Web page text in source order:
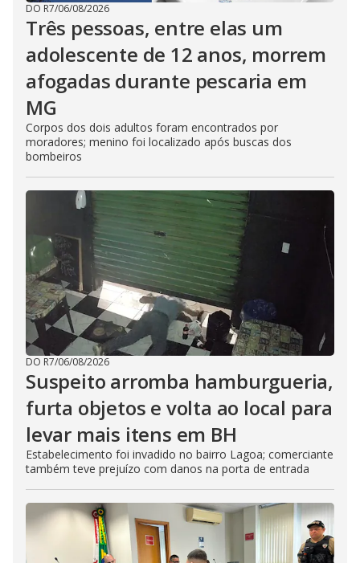
DO R7/06/08/2026
Três pessoas, entre elas um
adolescente de 12 anos, morrem
afogadas durante pescaria em
MG
Corpos dos dois adultos foram encontrados por
moradores; menino foi localizado após buscas dos
bombeiros
DO R7/06/08/2026
Suspeito arromba hamburgueria,
furta objetos e volta ao local para
levar mais itens em BH
Estabelecimento foi invadido no bairro Lagoa; comerciante
também teve prejuízo com danos na porta de entrada